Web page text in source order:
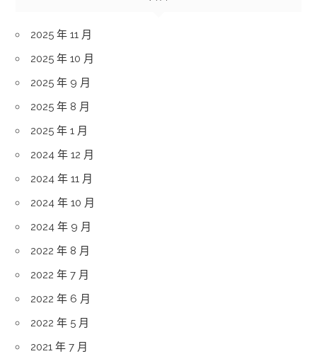
2025 年 11 月
2025 年 10 月
2025 年 9 月
2025 年 8 月
2025 年 1 月
2024 年 12 月
2024 年 11 月
2024 年 10 月
2024 年 9 月
2022 年 8 月
2022 年 7 月
2022 年 6 月
2022 年 5 月
2021 年 7 月